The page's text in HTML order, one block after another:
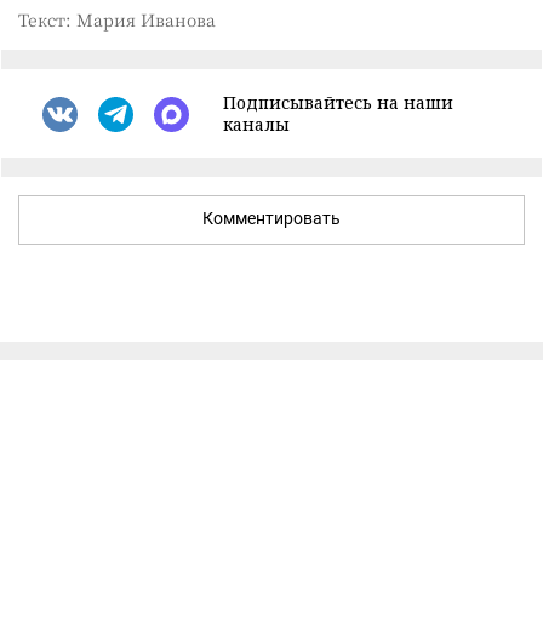
Текст: Мария Иванова
Подписывайтесь на наши
каналы
Комментировать